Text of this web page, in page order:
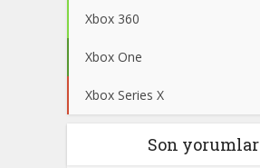
Xbox 360
Xbox One
Xbox Series X
Son yorumlar